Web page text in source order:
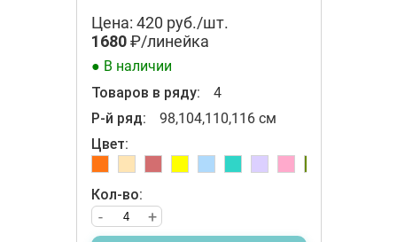
Цена: 420 руб./шт.
1680₽/линейка
● В наличии
Товаров в ряду:
4
Р-й ряд:
98,104,110,116 см
Цвет:
Кол-во:
+
-